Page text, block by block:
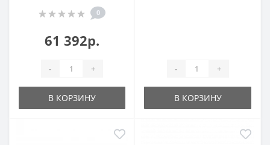
0
61 392р.
- +
В КОРЗИНУ
- +
В КОРЗИНУ